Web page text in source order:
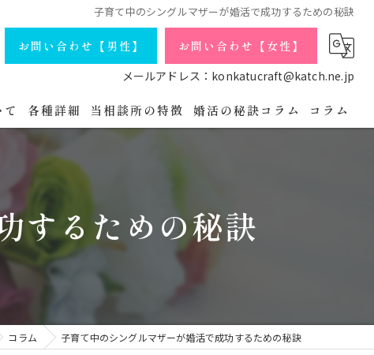
子育て中のシングルマザーが婚活で成功するための秘訣
お問い合わせ【男性】
お問い合わせ【女性】
メールアドレス：konkatucraft@katch.ne.jp
公庁コースの詳細
各種詳細
会員データ
婚活パーティの流れ
プライバシーポリシー
無料相談・お問い合わせ【女性】
当相談所の特徴
バツイチ
アラフォー
婚活の秘訣コラム コラム
するための秘訣
コラム 子育て中のシングルマザーが婚活で成功するための秘訣